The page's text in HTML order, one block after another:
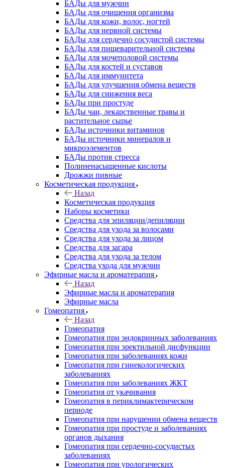
БАДы для мужчин
БАДы для очищения организма
БАДы для кожи, волос, ногтей
БАДы для нервной системы
БАДы для сердечно сосудистой системы
БАДы для пищеварительной системы
БАДы для мочеполовой системы
БАДы для костей и суставов
БАДы для иммунитета
БАДы для улучшения обмена веществ
БАДы для снижения веса
БАДы при простуде
БАДы чаи, лекарственные травы и
растительное сырье
БАДы источники витаминов
БАДы источники минералов и
микроэлементов
БАДы против стресса
Полиненасыщенные кислоты
Дрожжи пивные
Косметическая продукция
Назад
Косметическая продукция
Наборы косметики
Средства для эпиляции/депиляции
Средства для ухода за волосами
Средства для ухода за лицом
Средства для загара
Средства для ухода за телом
Средства ухода для мужчин
Эфирные масла и ароматерапия
Назад
Эфирные масла и ароматерапия
Эфирные масла
Гомеопатия
Назад
Гомеопатия
Гомеопатия при эндокринных заболеваниях
Гомеопатия при эректильной дисфункции
Гомеопатия при заболеваниях кожи
Гомеопатия при гинекологических
заболеваниях
Гомеопатия при заболеваниях ЖКТ
Гомеопатия от укачивания
Гомеопатия в периклимактерическом
периоде
Гомеопатия при нарушении обмена веществ
Гомеопатия при простуде и заболеваниях
органов дыхания
Гомеопатия при сердечно-сосудистых
заболеваниях
Гомеопатия при урологических